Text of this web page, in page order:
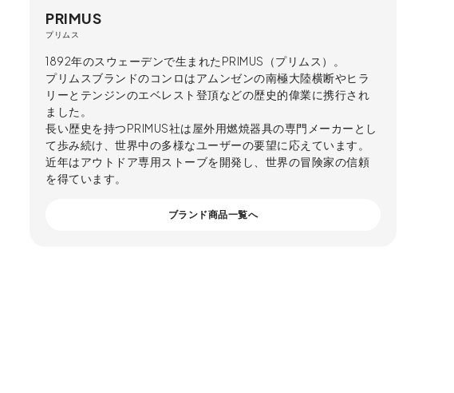
PRIMUS
プリムス
1892年のスウェーデンで生まれたPRIMUS（プリムス）。
プリムスブランドのコンロはアムンゼンの南極大陸横断やヒラ
リーとテンジンのエベレスト登頂などの歴史的偉業に携行され
ました。
長い歴史を持つPRIMUS社は屋外用燃焼器具の専門メーカーとし
て歩み続け、世界中の多様なユーザーの要望に応えています。
近年はアウトドア専用ストーブを開発し、世界の冒険家の信頼
を得ています。
ブランド商品一覧へ